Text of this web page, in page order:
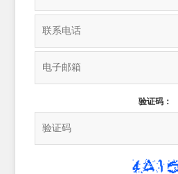
验证码：